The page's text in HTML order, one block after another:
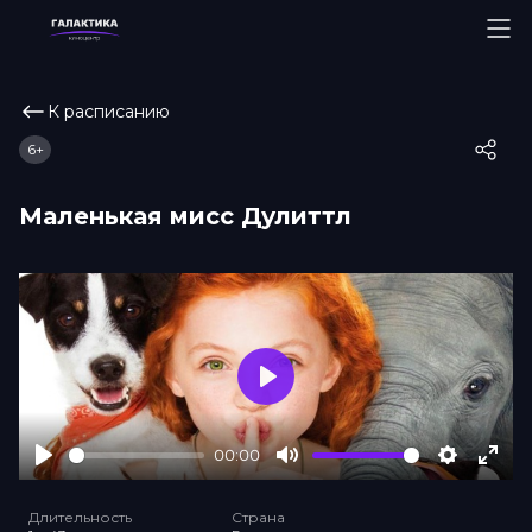
К расписанию
Маленькая мисс Дулиттл
6+
Play
00:00
Mute Settings
Play
Длительность
Страна